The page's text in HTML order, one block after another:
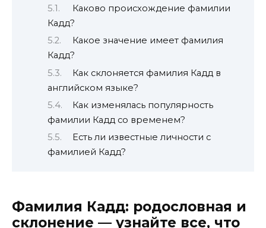
Каково происхождение фамилии
Кадд?
Какое значение имеет фамилия
Кадд?
Как склоняется фамилия Кадд в
английском языке?
Как изменялась популярность
фамилии Кадд со временем?
Есть ли известные личности с
фамилией Кадд?
Фамилия Кадд: родословная и
склонение — узнайте все, что